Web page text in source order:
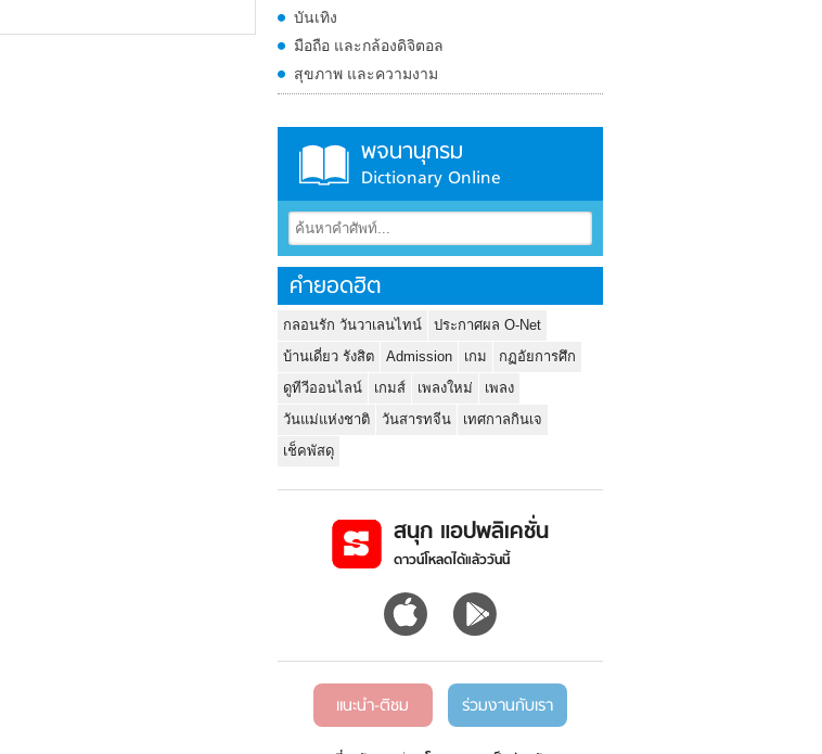
บันเทิง
มือถือ และกล้องดิจิตอล
สุขภาพ และความงาม
พจนานุกรม
Dictionary Online
คำยอดฮิต
กลอนรัก วันวาเลนไทน์
ประกาศผล O-Net
บ้านเดี่ยว รังสิต
Admission เกม
กฏอัยการศึก
ดูทีวีออนไลน์
เกมส์ เพลงใหม่
เพลง
วันแม่แห่งชาติ
วันสารทจีน
เทศกาลกินเจ
เช็คพัสดุ
สนุก แอปพลิเคชั่น
ดาวน์โหลดได้แล้ววันนี้
แนะนำ-ติชม ร่วมงานกับเรา